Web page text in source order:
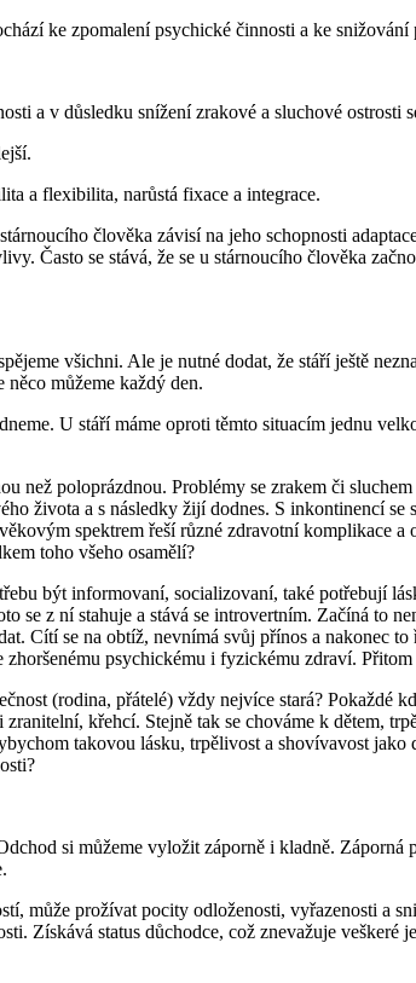
ke zpomalení psychické činnosti a ke
a v důsledku snížení zrakové a sluchové ostrosti
a flexibilita, narůstá fixace a integrace.
člověka závisí na jeho schopnosti
Často se stává, že se u stárnoucího člověka
všichni. Ale je nutné dodat, že stáří ještě
něco můžeme každý den.
U stáří máme oproti těmto situacím jednu
než poloprázdnou. Problémy se zrakem či
života a s následky žijí dodnes. S inkontinencí se
spektrem řeší různé zdravotní komplikace
toho všeho osamělí?
být informovaní, socializovaní, také potřebují
z ní stahuje a stává se introvertním. Začíná to
Cítí se na obtíž, nevnímá svůj přínos a nakonec
psychickému i fyzickému zdraví.
(rodina, přátelé) vždy nejvíce stará? Pokaždé
křehcí. Stejně tak se chováme k dětem,
takovou lásku, trpělivost a shovívavost
si můžeme vyložit záporně i kladně. Záporná
může prožívat pocity odloženosti, vyřazenosti a
Získává status důchodce, což znevažuje veškeré